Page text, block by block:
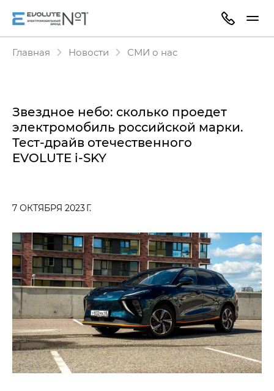
Главная Новости СМИ о нас
Звездное небо: сколько проедет
электромобиль российской марки.
Тест-драйв отечественного
EVOLUTE i‑SKY
7 ОКТЯБРЯ 2023 Г.